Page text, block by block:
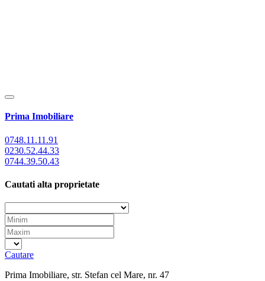
Prima Imobiliare
0748.11.11.91
0230.52.44.33
0744.39.50.43
Cautati alta proprietate
Cautare
Prima Imobiliare, str. Stefan cel Mare, nr. 47